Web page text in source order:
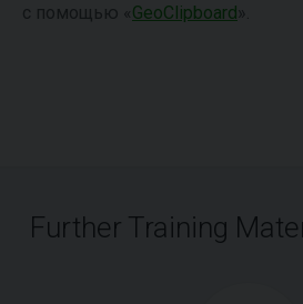
с помощью « GeoClipboard ».
Further Training